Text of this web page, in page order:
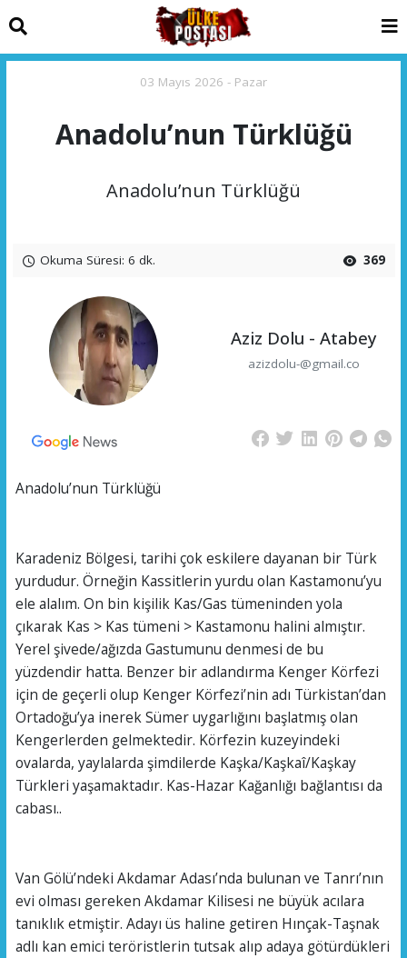
03 Mayıs 2026 - Pazar
Anadolu’nun Türklüğü
Anadolu’nun Türklüğü
Okuma Süresi: 6 dk. 369
Aziz Dolu - Atabey
azizdolu-@gmail.co
Anadolu’nun Türklüğü
Karadeniz Bölgesi, tarihi çok eskilere dayanan bir Türk
yurdudur. Örneğin Kassitlerin yurdu olan Kastamonu’yu
ele alalım. On bin kişilik Kas/Gas tümeninden yola
çıkarak Kas > Kas tümeni > Kastamonu halini almıştır.
Yerel şivede/ağızda Gastumunu denmesi de bu
yüzdendir hatta. Benzer bir adlandırma Kenger Körfezi
için de geçerli olup Kenger Körfezi’nin adı Türkistan’dan
Ortadoğu’ya inerek Sümer uygarlığını başlatmış olan
Kengerlerden gelmektedir. Körfezin kuzeyindeki
ovalarda, yaylalarda şimdilerde Kaşka/Kaşkaî/Kaşkay
Türkleri yaşamaktadır. Kas-Hazar Kağanlığı bağlantısı da
cabası..
Van Gölü’ndeki Akdamar Adası’nda bulunan ve Tanrı’nın
evi olması gereken Akdamar Kilisesi ne büyük acılara
tanıklık etmiştir. Adayı üs haline getiren Hınçak-Taşnak
adlı kan emici teröristlerin tutsak alıp adaya götürdükleri